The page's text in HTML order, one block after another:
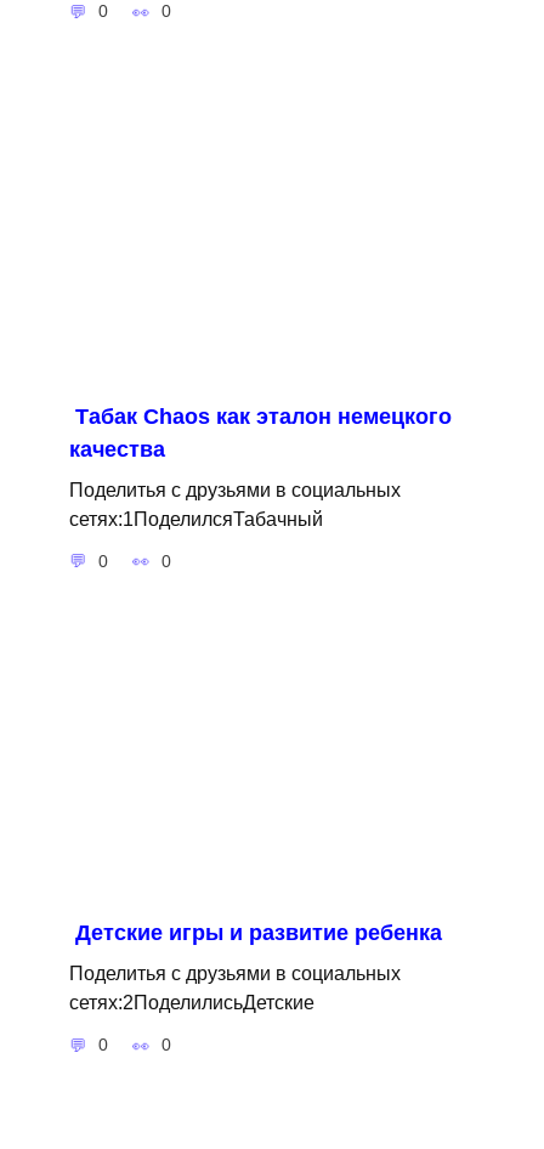
0 0
Табак Сhaos как эталон немецкого
качества
Поделитья с друзьями в социальных
сетях:1ПоделилсяТабачный
0 0
Детские игры и развитие ребенка
Поделитья с друзьями в социальных
сетях:2ПоделилисьДетские
0 0